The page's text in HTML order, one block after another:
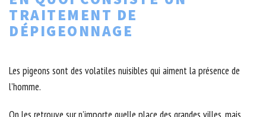
TRAITEMENT DE
DÉPIGEONNAGE
Les pigeons sont des volatiles nuisibles qui aiment la présence de
l’homme.